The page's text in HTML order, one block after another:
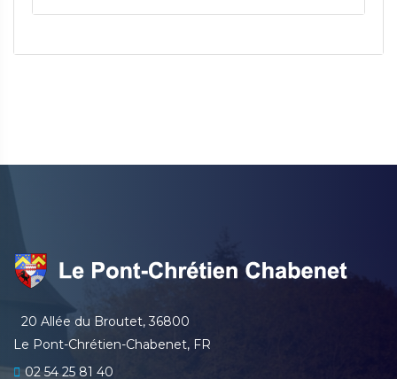
20 Allée du Broutet, 36800
Le Pont-Chrétien-Chabenet, FR
02 54 25 81 40